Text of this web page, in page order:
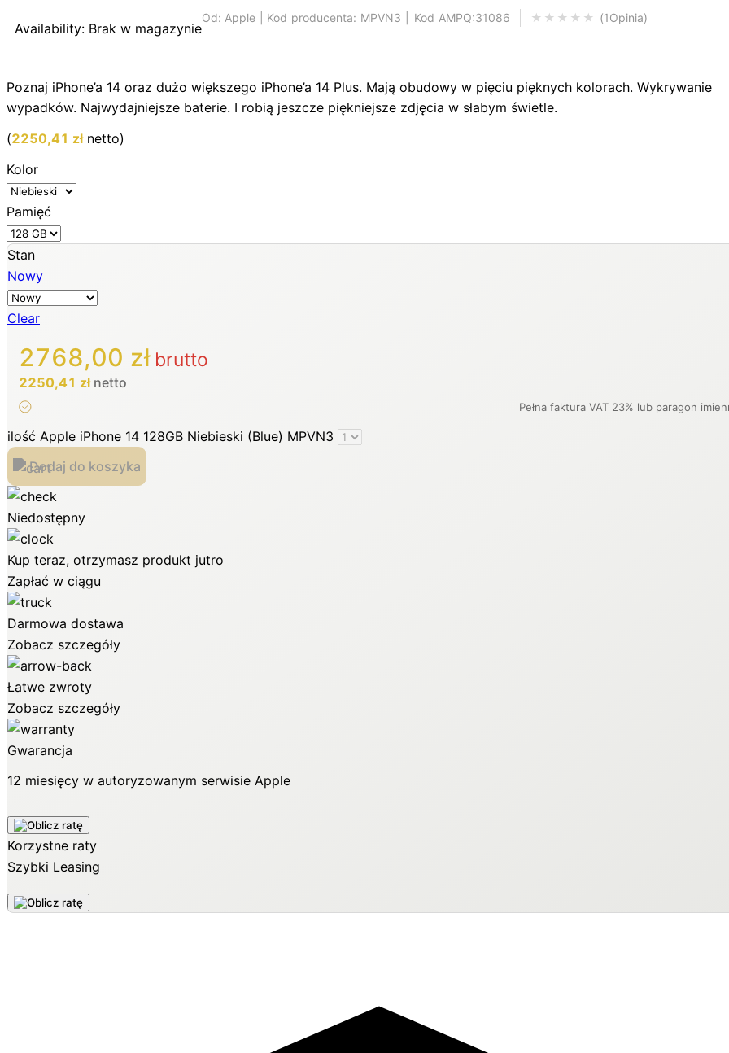
1Opinia
Availability: Brak w magazynie
Od: Apple | Kod producenta: MPVN3 | Kod AMPQ:31086
Poznaj iPhone’a 14 oraz dużo większego iPhone’a 14 Plus. Mają obudowy w pięciu pięknych kolorach. Wykrywanie
wypadków. Najwydajniejsze baterie. I robią jeszcze piękniejsze zdjęcia w słabym świetle.
(2250,41 złnetto)
Kolor
Pamięć
Stan
Nowy
Clear
2768,00 złbrutto
2250,41 złnetto
ilość Apple iPhone 14 128GB Niebieski (Blue) MPVN3
Dodaj do koszyka
Niedostępny
Kup teraz, otrzymasz produkt jutro
Zapłać w ciągu
Darmowa dostawa
Zobacz szczegóły
Łatwe zwroty
Zobacz szczegóły
Gwarancja
12 miesięcy w autoryzowanym serwisie Apple
Korzystne raty
Szybki Leasing